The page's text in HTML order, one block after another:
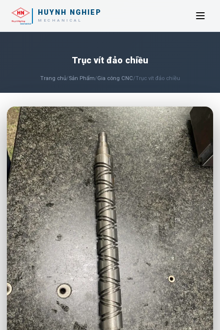
HUYNH NGHIEP
MECHANICAL
Trục vít đảo chiều
Trang chủ/Sản Phẩm/Gia công CNC/Trục vít đảo chiều